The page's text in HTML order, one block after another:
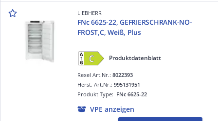
LIEBHERR
FNc 6625-22, GEFRIERSCHRANK-NO-
FROST,C, Weiß, Plus
Produktdatenblatt
Rexel Art.Nr.:8022393
Produkt Type: FNc 6625-22
Herst. Art.Nr.:995131951
VPE anzeigen